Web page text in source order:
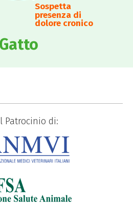
Sospetta
presenza di
dolore cronico
Gatto
Patrocinio di: